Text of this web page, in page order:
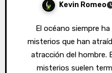
Kevin Romeo
El océano siempre ha escondido fascinantes
misterios que han
atracción del hombre.
misterios suelen